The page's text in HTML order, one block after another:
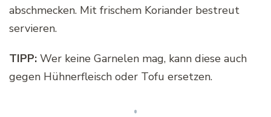
abschmecken. Mit frischem Koriander bestreut
servieren.
TIPP: Wer keine Garnelen mag, kann diese auch
gegen Hühnerfleisch oder Tofu ersetzen.